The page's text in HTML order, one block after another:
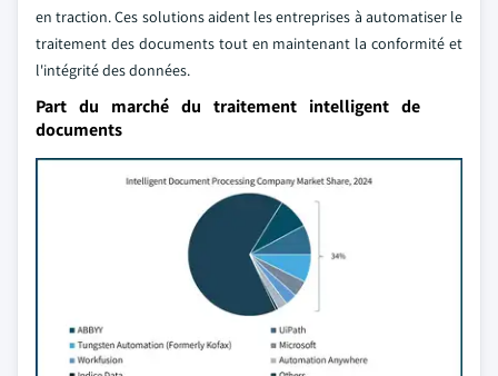
en traction. Ces solutions aident les entreprises à automatiser le
traitement des documents tout en maintenant la conformité et
l'intégrité des données.
Part du marché du traitement intelligent de
documents